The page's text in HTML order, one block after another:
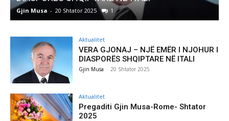
Gjin Musa - 20 Shtator 2025 1
Aktualitet
VERA GJONAJ – NJË EMËR I NJOHUR I
DIASPORËS SHQIPTARE NË ITALI
Gjin Musa - 20 Shtator 2025
Aktualitet
Pregaditi Gjin Musa-Rome- Shtator
2025